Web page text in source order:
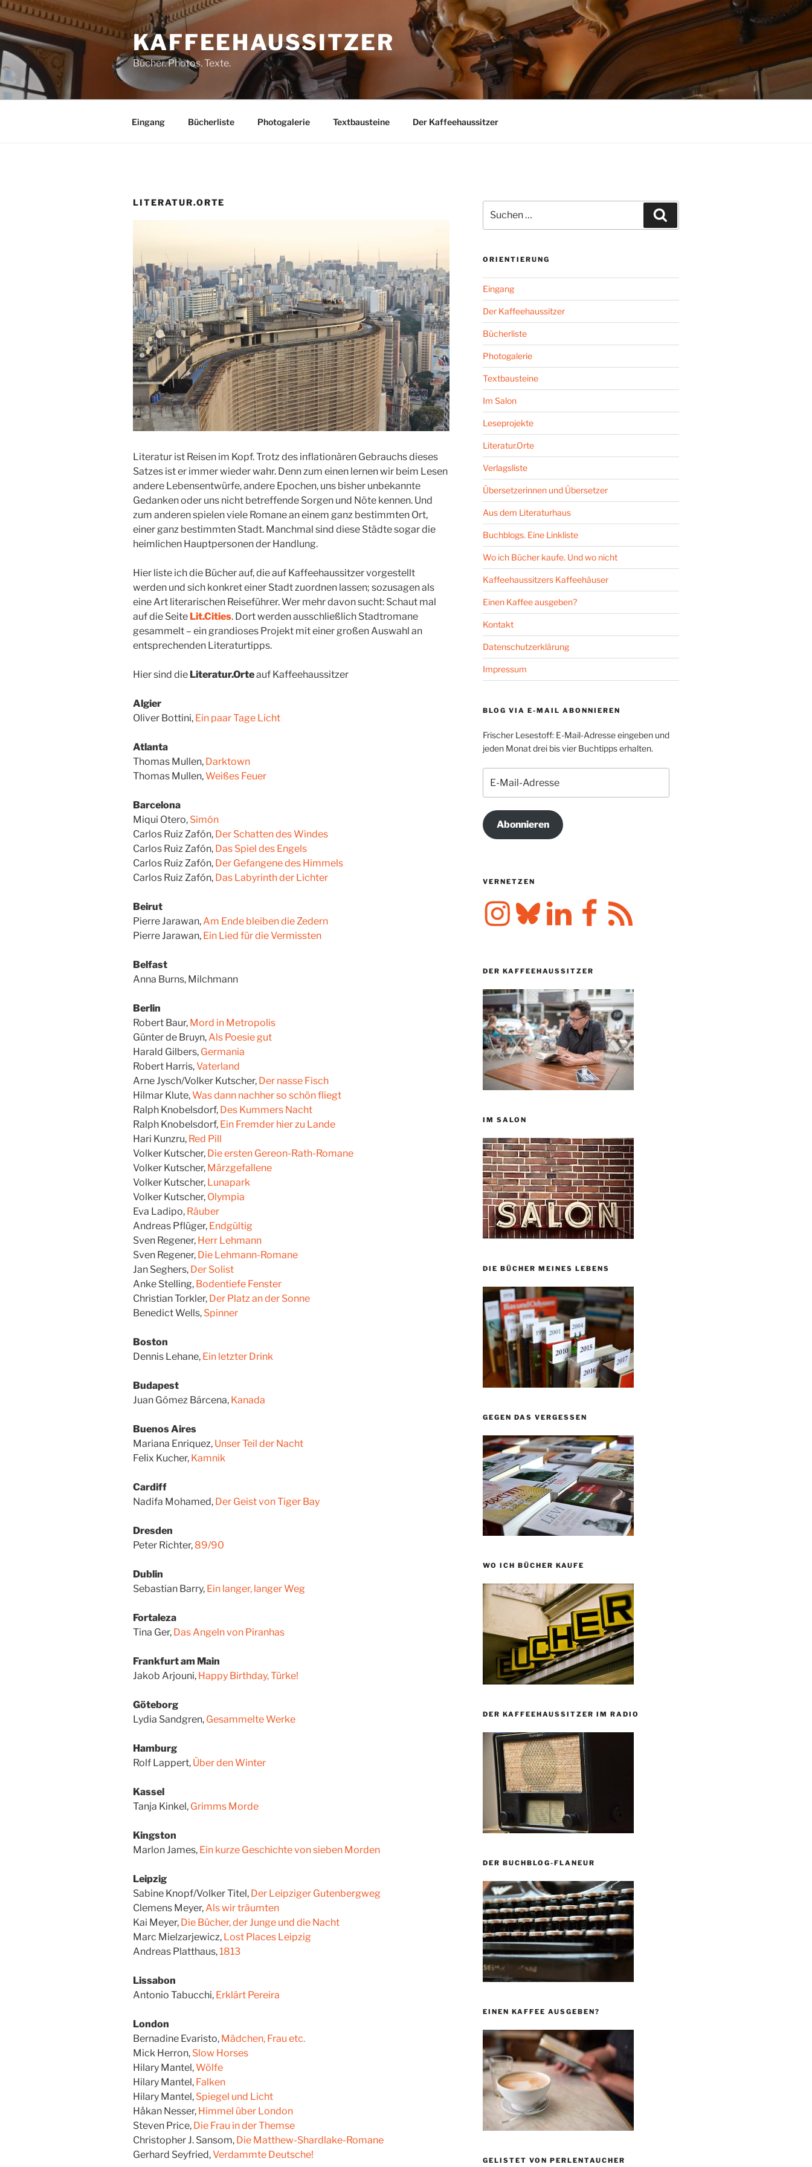
Zum
Inhalt
springen
KAFFEEHAUSSITZER
Bücher. Photos. Texte.
Eingang Bücherliste Photogalerie Textbausteine Der Kaffeehaussitzer
LITERATUR.ORTE
Literatur ist Reisen im Kopf. Trotz des inflationären Gebrauchs dieses
Satzes ist er immer wieder wahr. Denn zum einen lernen wir beim Lesen
andere Lebensentwürfe, andere Epochen, uns bisher unbekannte
Gedanken oder uns nicht betreffende Sorgen und Nöte kennen. Und
zum anderen spielen viele Romane an einem ganz bestimmten Ort,
einer ganz bestimmten Stadt. Manchmal sind diese Städte sogar die
heimlichen Hauptpersonen der Handlung.
Hier liste ich die Bücher auf, die auf Kaffeehaussitzer vorgestellt
werden und sich konkret einer Stadt zuordnen lassen; sozusagen als
eine Art literarischen Reiseführer. Wer mehr davon sucht: Schaut mal
auf die Seite Lit.Cities. Dort werden ausschließlich Stadtromane
gesammelt – ein grandioses Projekt mit einer großen Auswahl an
entsprechenden Literaturtipps.
Hier sind die Literatur.Orteauf Kaffeehaussitzer
Algier
Oliver Bottini, Ein paar Tage Licht
Atlanta
Thomas Mullen, Darktown
Thomas Mullen,Weißes Feuer
Barcelona
Miqui Otero, Simón
Carlos Ruiz Zafón, Der Schatten des Windes
Carlos Ruiz Zafón, Das Spiel des Engels
Carlos Ruiz Zafón, Der Gefangene des Himmels
Carlos Ruiz Zafón, Das Labyrinth der Lichter
Beirut
Pierre Jarawan,Am Ende bleiben die Zedern
Pierre Jarawan, Ein Lied für die Vermissten
Belfast
Anna Burns, Milchmann
Berlin
Robert Baur, Mord in Metropolis
Günter de Bruyn,Als Poesie gut
Harald Gilbers, Germania
Robert Harris,Vaterland
Arne Jysch/Volker Kutscher, Der nasse Fisch
Hilmar Klute,Was dann nachher so schön fliegt
Ralph Knobelsdorf, Des Kummers Nacht
Ralph Knobelsdorf, Ein Fremder hier zu Lande
Hari Kunzru, Red Pill
Volker Kutscher, Die ersten Gereon-Rath-Romane
Volker Kutscher, Märzgefallene
Volker Kutscher, Lunapark
Volker Kutscher, Olympia
Eva Ladipo, Räuber
Andreas Pflüger, Endgültig
Sven Regener, Herr Lehmann
Sven Regener, Die Lehmann-Romane
Jan Seghers, Der Solist
Anke Stelling, Bodentiefe Fenster
Christian Torkler, Der Platz an der Sonne
Benedict Wells, Spinner
Boston
Dennis Lehane, Ein letzter Drink
Budapest
Juan Gómez Bárcena, Kanada
Buenos Aires
Mariana Enriquez, Unser Teil der Nacht
Felix Kucher, Kamnik
Cardiff
Nadifa Mohamed, Der Geist von Tiger Bay
Dresden
Peter Richter, 89/90
Dublin
Sebastian Barry, Ein langer, langer Weg
Fortaleza
Tina Ger, Das Angeln von Piranhas
Frankfurt am Main
Jakob Arjouni, Happy Birthday, Türke!
Göteborg
Lydia Sandgren, Gesammelte Werke
Hamburg
Rolf Lappert, Über den Winter
Kassel
Tanja Kinkel, Grimms Morde
Kingston
Marlon James, Ein kurze Geschichte von sieben Morden
Leipzig
Sabine Knopf/Volker Titel, Der Leipziger Gutenbergweg
Clemens Meyer,Als wir träumten
Kai Meyer, Die Bücher, der Junge und die Nacht
Marc Mielzarjewicz, Lost Places Leipzig
Andreas Platthaus,1813
Lissabon
Antonio Tabucchi, Erklärt Pereira
London
Bernadine Evaristo, Mädchen, Frau etc.
Mick Herron, Slow Horses
Hilary Mantel,Wölfe
Hilary Mantel, Falken
Hilary Mantel, Spiegel und Licht
Håkan Nesser, Himmel über London
Steven Price, Die Frau in der Themse
Christopher J. Sansom, Die Matthew-Shardlake-Romane
Gerhard Seyfried,Verdammte Deutsche!
nach:
ORIENTIERUNG
Eingang
Der Kaffeehaussitzer
Bücherliste
Photogalerie
Textbausteine
Im Salon
Leseprojekte
Literatur.Orte
Verlagsliste
Übersetzerinnen und Übersetzer
Aus dem Literaturhaus
Buchblogs. Eine Linkliste
Wo ich Bücher kaufe. Und wo nicht
Kaffeehaussitzers Kaffeehäuser
Einen Kaffee ausgeben?
Kontakt
Datenschutzerklärung
Impressum
BLOG VIA E-MAIL ABONNIEREN
Frischer Lesestoff: E-Mail-Adresse eingeben und
jeden Monat drei bis vier Buchtipps erhalten.
Mail-
Adresse
Abonnieren
VERNETZEN
InstagramBluesky LinkedIn FacebookRSS-
Feed
DER KAFFEEHAUSSITZER
IM SALON
DIE BÜCHER MEINES LEBENS
GEGEN DAS VERGESSEN
WO ICH BÜCHER KAUFE
DER KAFFEEHAUSSITZER IM RADIO
DER BUCHBLOG-FLANEUR
EINEN KAFFEE AUSGEBEN?
GELISTET VON PERLENTAUCHER